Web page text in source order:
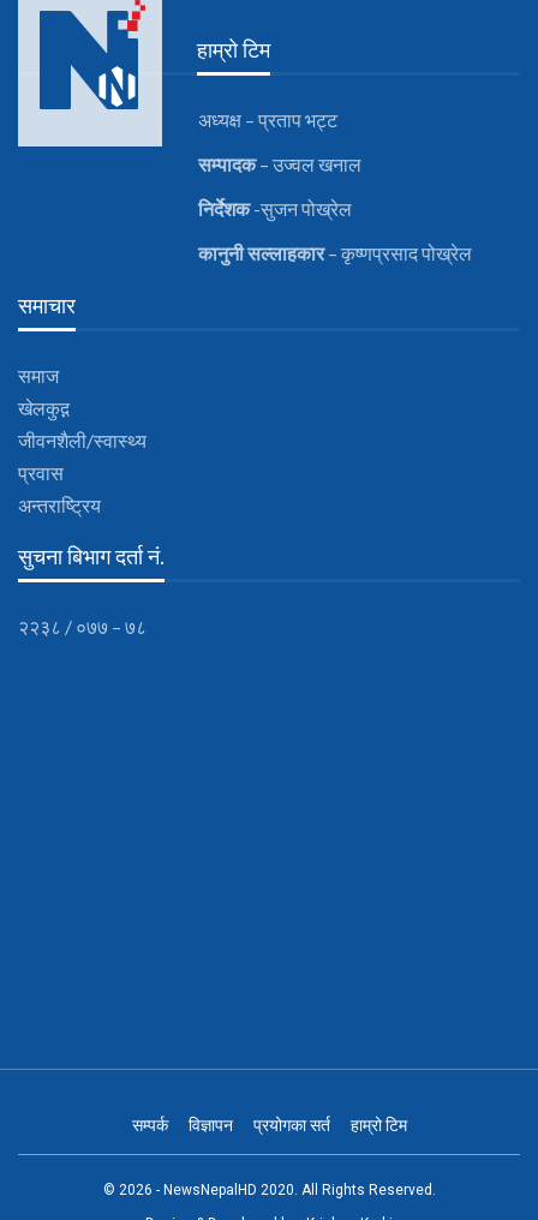
हाम्रो टिम
अध्यक्ष – प्रताप भट्ट
सम्पादक– उज्वल खनाल
निर्देशक-सुजन पोख्रेल
कानुनीसल्लाहकार– कृष्णप्रसाद पोख्रेल
समाचार
समाज
खेलकुद़़
जीवनशैली/स्वास्थ्य
प्रवास
अन्तराष्ट्रिय
सुचना बिभाग दर्ता नं.
२२३८ / ०७७ – ७८
सम्पर्क विज्ञापन प्रयोगका सर्त हाम्रो टिम
© 2026 - NewsNepalHD 2020. All Rights Reserved.